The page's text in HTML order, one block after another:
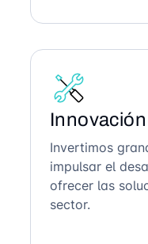
Invertimos
impulsar el
ofrecer las
sector.